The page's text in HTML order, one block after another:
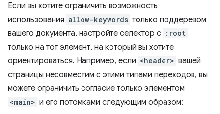
Если вы хотите ограничить возможность
использования allow-keywords только поддеревом
вашего документа, настройте селектор с :root
только на тот элемент, на который вы хотите
ориентироваться. Например, если <header> вашей
страницы несовместим с этими типами переходов, вы
можете ограничить согласие только элементом
<main> и его потомками следующим образом: